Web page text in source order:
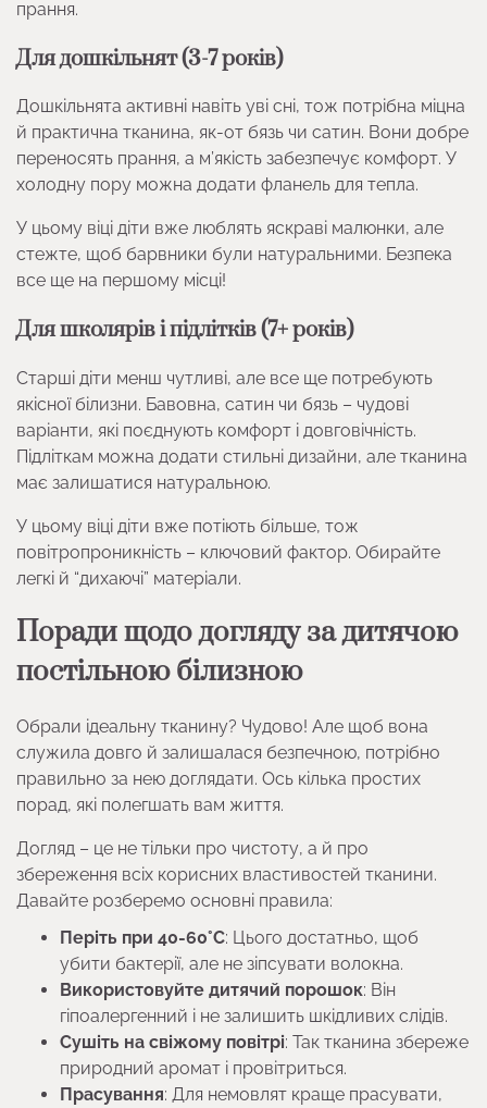
прання.
Для дошкільнят (3-7 років)
Дошкільнята активні навіть уві сні, тож потрібна міцна
й практична тканина, як-от бязь чи сатин. Вони добре
переносять прання, а м’якість забезпечує комфорт. У
холодну пору можна додати фланель для тепла.
У цьому віці діти вже люблять яскраві малюнки, але
стежте, щоб барвники були натуральними. Безпека
все ще на першому місці!
Для школярів і підлітків (7+ років)
Старші діти менш чутливі, але все ще потребують
якісної білизни. Бавовна, сатин чи бязь – чудові
варіанти, які поєднують комфорт і довговічність.
Підліткам можна додати стильні дизайни, але тканина
має залишатися натуральною.
У цьому віці діти вже потіють більше, тож
повітропроникність – ключовий фактор. Обирайте
легкі й “дихаючі” матеріали.
Поради щодо догляду за дитячою
постільною білизною
Обрали ідеальну тканину? Чудово! Але щоб вона
служила довго й залишалася безпечною, потрібно
правильно за нею доглядати. Ось кілька простих
порад, які полегшать вам життя.
Догляд – це не тільки про чистоту, а й про
збереження всіх корисних властивостей тканини.
Давайте розберемо основні правила:
Періть при 40-60°C: Цього достатньо, щоб
убити бактерії, але не зіпсувати волокна.
Використовуйте дитячий порошок: Він
гіпоалергенний і не залишить шкідливих слідів.
Сушіть на свіжому повітрі: Так тканина збереже
природний аромат і провітриться.
Прасування: Для немовлят краще прасувати,